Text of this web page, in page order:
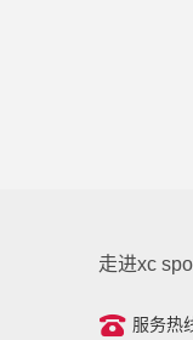
走进xc
服务热